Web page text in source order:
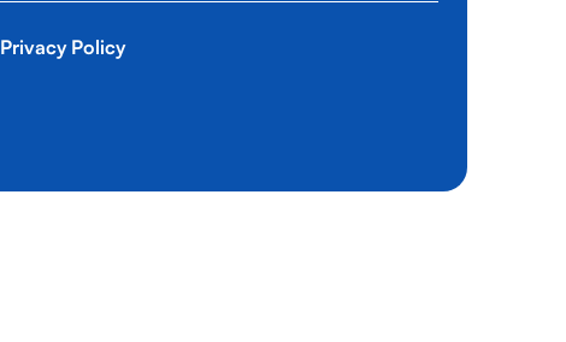
Privacy Policy